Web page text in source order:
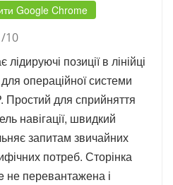
Google Chrome
/10
лідируючі позиції в лінійці
операційної системи
Простий для сприйняття
навігації, швидкий
запитам звичайних
потреб. Сторінка
не перевантажена і